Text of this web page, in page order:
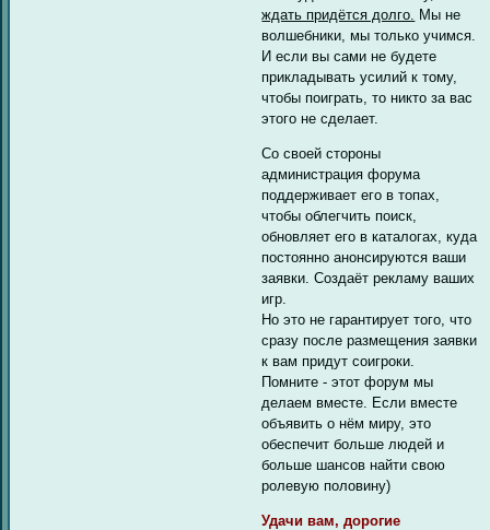
ждать придётся долго. Мы не
волшебники, мы только учимся.
И если вы сами не будете
прикладывать усилий к тому,
чтобы поиграть, то никто за вас
этого не сделает.
Со своей стороны
администрация форума
поддерживает его в топах,
чтобы облегчить поиск,
обновляет его в каталогах, куда
постоянно анонсируются ваши
заявки. Создаёт рекламу ваших
игр.
Но это не гарантирует того, что
сразу после размещения заявки
к вам придут соигроки.
Помните - этот форум мы
делаем вместе. Если вместе
объявить о нём миру, это
обеспечит больше людей и
больше шансов найти свою
ролевую половину)
Удачи вам, дорогие